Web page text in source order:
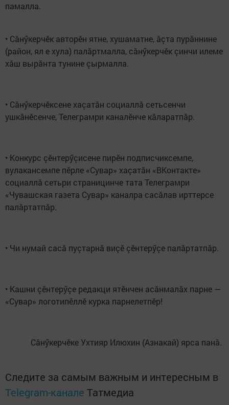
памалла.
• Сӑнӳкерчӗк авторӗн ятне, хушаматне, ӑçта пурӑннине
(район, ял е хула) палӑртмалла, сӑнӳкерчӗк çинчи илеме
хӑш вырӑнта тунине çырмалла.
• Сăнӳкерчӗксене хаçатăн социаллă сетьсенчи
ушкăнӗсенче, Телеграмри каналӗнче кăларатпăр.
• Конкурс çӗнтерӳçисене пирӗн подписчиксемпе,
вулакансемпе пӗрле «Сувар» хаçатăн «ВКонтакте»
социаллă сетьри страницинче тата Телеграмри
«Чувашская газета Сувар» каналра сасăлав ирттерсе
палăртатпăр.
• Чи нумай сасă пуçтарнă виçӗ çӗнтерӳçе палăртатпăр.
• Кашни çӗнтерӳçе редакци ятӗнчен асăнмалăх парне —
«Сувар» логотипӗллӗ курка парнелетпӗр!
Сăнӳкерчӗке Ухтияр Илюхин (Азнакай) ярса панă.
Следите за самым важным и интересным в
Telegram-канале Татмедиа